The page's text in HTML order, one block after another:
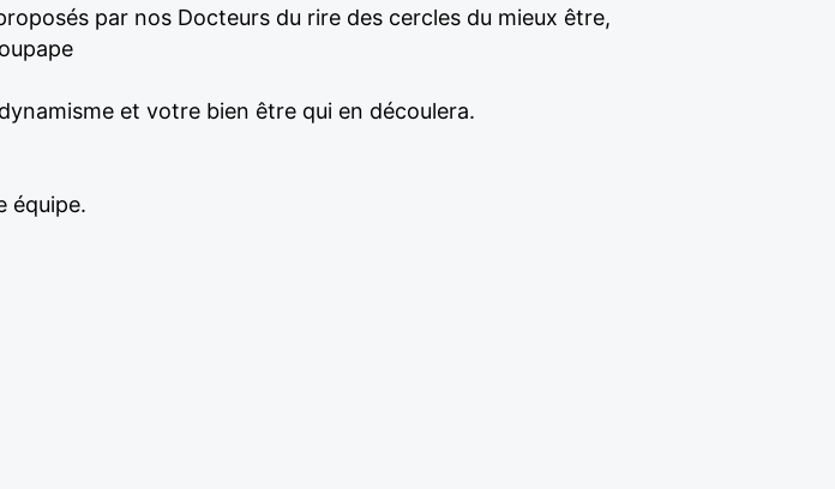
par nos Docteurs du rire des cercles du mieux être,
et votre bien être qui en découlera.
équipe.